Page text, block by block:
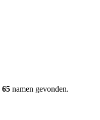
65 namen gevonden.